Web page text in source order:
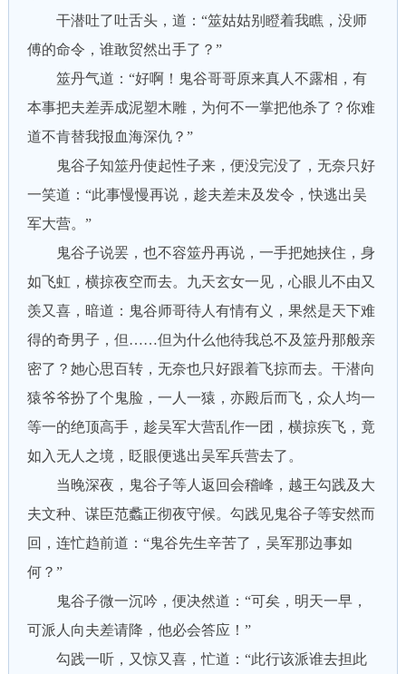
干潜吐了吐舌头，道：“筮姑姑别瞪着我瞧，没师
傅的命令，谁敢贸然出手了？”
筮丹气道：“好啊！鬼谷哥哥原来真人不露相，有
本事把夫差弄成泥塑木雕，为何不一掌把他杀了？你难
道不肯替我报血海深仇？”
鬼谷子知筮丹使起性子来，便没完没了，无奈只好
一笑道：“此事慢慢再说，趁夫差未及发令，快逃出吴
军大营。”
鬼谷子说罢，也不容筮丹再说，一手把她挟住，身
如飞虹，横掠夜空而去。九天玄女一见，心眼儿不由又
羡又喜，暗道：鬼谷师哥待人有情有义，果然是天下难
得的奇男子，但……但为什么他待我总不及筮丹那般亲
密了？她心思百转，无奈也只好跟着飞掠而去。干潜向
猿爷爷扮了个鬼脸，一人一猿，亦殿后而飞，众人均一
等一的绝顶高手，趁吴军大营乱作一团，横掠疾飞，竟
如入无人之境，眨眼便逃出吴军兵营去了。
当晚深夜，鬼谷子等人返回会稽峰，越王勾践及大
夫文种、谋臣范蠡正彻夜守候。勾践见鬼谷子等安然而
回，连忙趋前道：“鬼谷先生辛苦了，吴军那边事如
何？”
鬼谷子微一沉吟，便决然道：“可矣，明天一早，
可派人向夫差请降，他必会答应！”
勾践一听，又惊又喜，忙道：“此行该派谁去担此